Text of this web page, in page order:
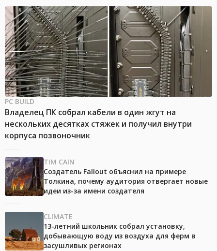
PC BUILD
Владелец ПК собрал кабели в один жгут на
нескольких десятках стяжек и получил внутри
корпуса позвоночник
TIM CAIN
Создатель Fallout объяснил на примере
Толкина, почему аудитория отвергает новые
идеи из-за имени создателя
CLIMATE
13-летний школьник собрал установку,
добывающую воду из воздуха для ферм в
засушливых регионах